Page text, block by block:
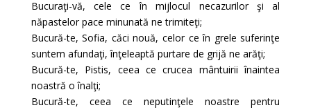
Bucuraţi-vă, cele ce în mijlocul necazurilor şi al
năpastelor pace minunată ne trimiteţi;
Bucură-te, Sofia, căci nouă, celor ce în grele suferinţe
suntem afundaţi, înţeleaptă purtare de grijă ne arăţi;
Bucură-te, Pistis, ceea ce crucea mântuirii înaintea
noastră o înalţi;
Bucură-te, ceea ce neputinţele noastre pentru